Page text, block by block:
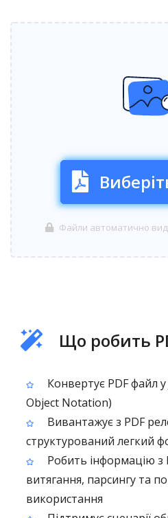
Файли автоматично
Що робить
Конвертує PDF файл у
Object Notation)
Вивантажує з PDF
структурований легкий
Робить інформацію з
витягання, парсингу та
використання